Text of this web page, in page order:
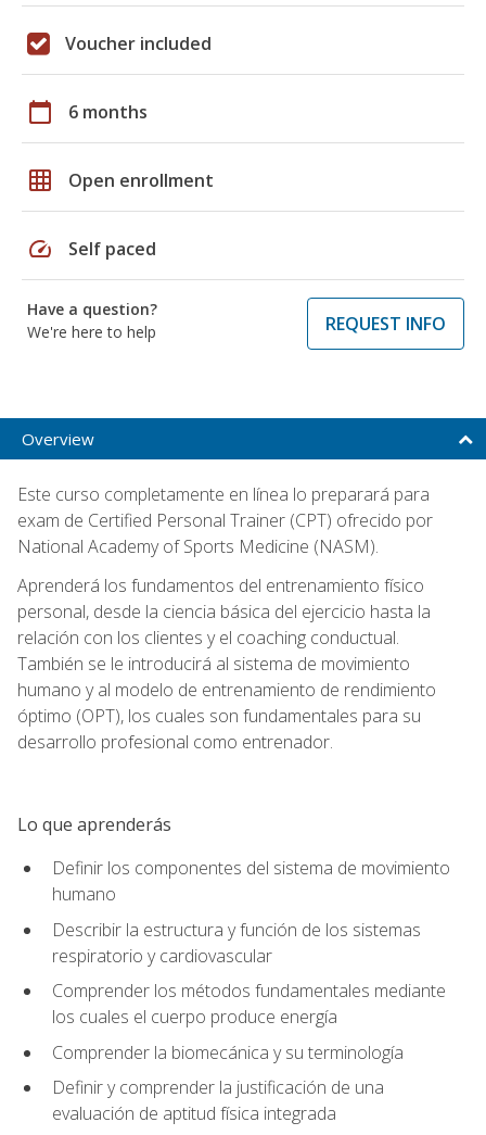
Voucher included
calendar_today 6 months
grid_on Open enrollment
speed Self paced
Have a question?
We're here to help
REQUEST INFO
Overview
Este curso completamente en línea lo preparará para
exam de Certified Personal Trainer (CPT) ofrecido por
National Academy of Sports Medicine (NASM).
Aprenderá los fundamentos del entrenamiento físico
personal, desde la ciencia básica del ejercicio hasta la
relación con los clientes y el coaching conductual.
También se le introducirá al sistema de movimiento
humano y al modelo de entrenamiento de rendimiento
óptimo (OPT), los cuales son fundamentales para su
desarrollo profesional como entrenador.
Lo que aprenderás
Definir los componentes del sistema de movimiento
humano
Describir la estructura y función de los sistemas
respiratorio y cardiovascular
Comprender los métodos fundamentales mediante
los cuales el cuerpo produce energía
Comprender la biomecánica y su terminología
Definir y comprender la justificación de una
evaluación de aptitud física integrada